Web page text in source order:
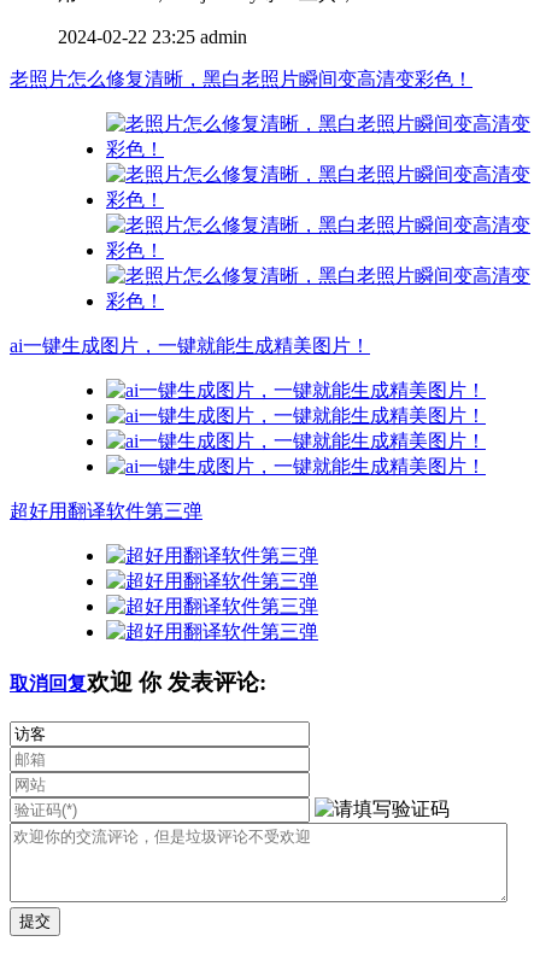
2024-02-22 23:25 admin
老照片怎么修复清晰，黑白老照片瞬间变高清变彩色！
ai一键生成图片，一键就能生成精美图片！
超好用翻译软件第三弹
取消回复欢迎 你发表评论: